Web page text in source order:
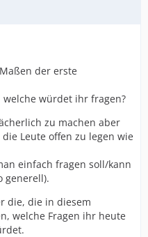
der erste
welche würdet ihr fragen?
zu machen aber
Leute offen zu legen wie
einfach fragen soll/kann
generell).
die, die in diesem
welche Fragen ihr heute